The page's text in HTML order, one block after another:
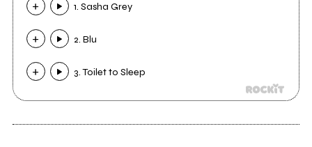
1. Sasha Grey
2. Blu
3. Toilet to Sleep